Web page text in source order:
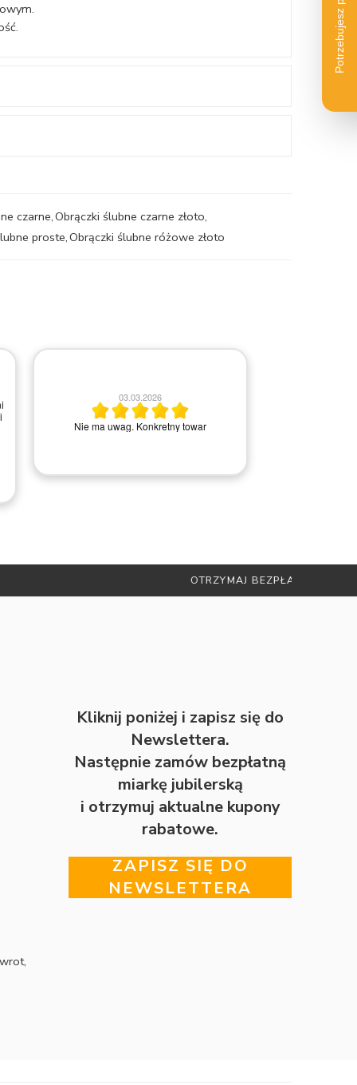
czarne,Obrączki ślubne czarne złoto,
proste,Obrączki ślubne różowe złoto
03.03.2026
Nie ma uwag. Konkretny towar
Kliknij poniżej i zapisz się do
Newslettera.
Następnie zamów bezpłatną
miarkę jubilerską
i otrzymuj aktualne kupony
rabatowe.
ZAPISZ SIĘ DO
NEWSLETTERA